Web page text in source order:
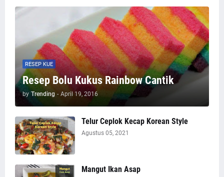
RESEP KUE
Resep Bolu Kukus Rainbow Cantik
by Trending - April 19, 2016
Telur Ceplok Kecap Korean Style
Agustus 05, 2021
Mangut Ikan Asap